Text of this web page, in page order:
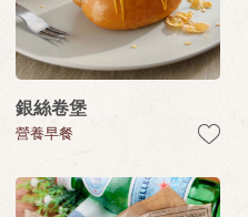
銀絲卷堡
營養早餐